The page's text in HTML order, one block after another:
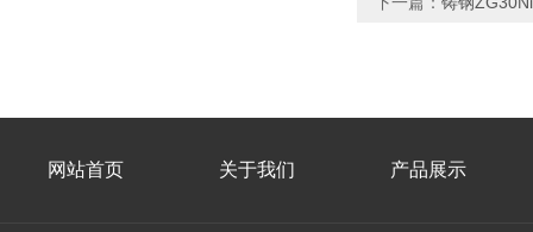
网站首页 关于我们 产品展示